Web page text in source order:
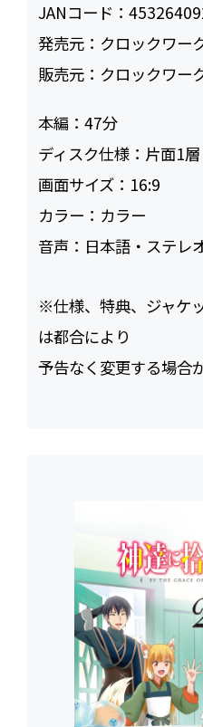
JANコード：
発売元： クロックワー
販売元： クロックワー
本編：47
ディスク仕様： 片面1層
画面サイズ： 16:9
カラー： カラー
音声： 日本語・ステレ
※仕様、特典、ジャケ
は都合により
予告なく変更する場合